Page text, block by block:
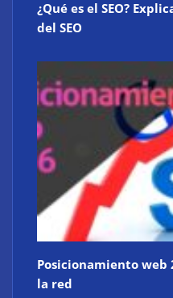
¿Qué es el SEO?
del SEO
Posicionamiento web
la red